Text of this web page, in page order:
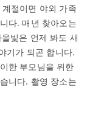
절이면 야외 가족
다. 매년 찾아오는
빛은 언제 봐도 새
기가 되곤 합니다.
한 부모님을 위한
니다. 촬영 장소는